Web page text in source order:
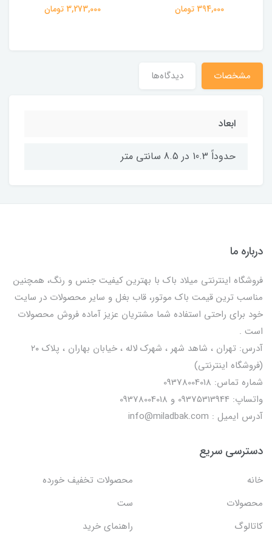
394,000 تومان 3,273,000 تومان
مشخصات دیدگاه‌ها
ابعاد
حدوداً 10.3 در 8.5 سانتی متر
درباره ما
فروشگاه اینترنتی میلاد باک با بهترین کیفیت جنس و رنگ، همچنین
مناسب ترین قیمت باک موتور، قاب بغل و سایر محصولات در سایت
خود برای راحتی استفاده شما مشتریان عزیز آماده فروش محصولات
است .
آدرس: تهران ، شاهد شهر ، شهرک لاله ، خیابان بهاران ، پلاک ۲۰
(فروشگاه اینترنتی)
شماره تماس: 09378004018
واتساپ: 09375313944 و 09378004018
آدرس ایمیل : info@miladbak.com
دسترسی سریع
خانه
محصولات تخفیف خورده
محصولات
ست
کاتالوگ
راهنمای خرید